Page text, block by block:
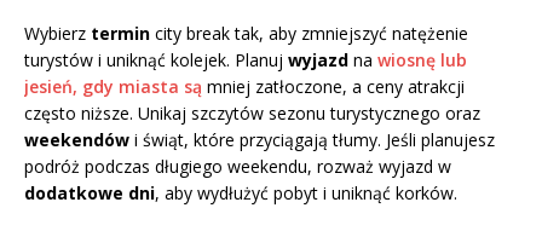
Wybierz termin city break tak, aby zmniejszyć natężenie
turystów i uniknąć kolejek. Planuj wyjazd na wiosnę lub
jesień, gdy miasta są mniej zatłoczone, a ceny atrakcji
często niższe. Unikaj szczytów sezonu turystycznego oraz
weekendów i świąt, które przyciągają tłumy. Jeśli planujesz
podróż podczas długiego weekendu, rozważ wyjazd w
dodatkowe dni, aby wydłużyć pobyt i uniknąć korków.